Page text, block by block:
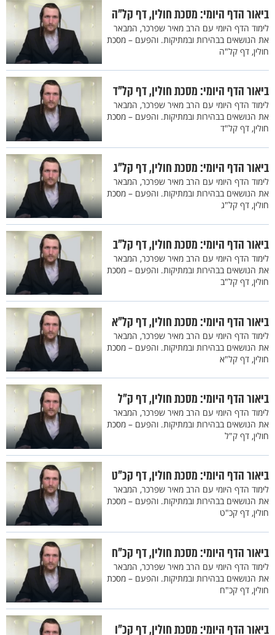
ביאור הדף היומי: מסכת חולין, דף קל"ה
לימוד הדף היומי עם הרב מאיר שפרכר, המבאר
את הנושאים בבהירות ובמתיקות. והפעם – מסכת
חולין, דף קל"ה
ביאור הדף היומי: מסכת חולין, דף קל"ד
לימוד הדף היומי עם הרב מאיר שפרכר, המבאר
את הנושאים בבהירות ובמתיקות. והפעם – מסכת
חולין, דף קל"ד
ביאור הדף היומי: מסכת חולין, דף קל"ג
לימוד הדף היומי עם הרב מאיר שפרכר, המבאר
את הנושאים בבהירות ובמתיקות. והפעם – מסכת
חולין, דף קל"ג
ביאור הדף היומי: מסכת חולין, דף קל"ב
לימוד הדף היומי עם הרב מאיר שפרכר, המבאר
את הנושאים בבהירות ובמתיקות. והפעם – מסכת
חולין, דף קל"ב
ביאור הדף היומי: מסכת חולין, דף קל"א
לימוד הדף היומי עם הרב מאיר שפרכר, המבאר
את הנושאים בבהירות ובמתיקות. והפעם – מסכת
חולין, דף קל"א
ביאור הדף היומי: מסכת חולין, דף ק"ל
לימוד הדף היומי עם הרב מאיר שפרכר, המבאר
את הנושאים בבהירות ובמתיקות. והפעם – מסכת
חולין, דף ק"ל
ביאור הדף היומי: מסכת חולין, דף קכ"ט
לימוד הדף היומי עם הרב מאיר שפרכר, המבאר
את הנושאים בבהירות ובמתיקות. והפעם – מסכת
חולין, דף קכ"ט
ביאור הדף היומי: מסכת חולין, דף קכ"ח
לימוד הדף היומי עם הרב מאיר שפרכר, המבאר
את הנושאים בבהירות ובמתיקות. והפעם – מסכת
חולין, דף קכ"ח
ביאור הדף היומי: מסכת חולין, דף קכ"ו